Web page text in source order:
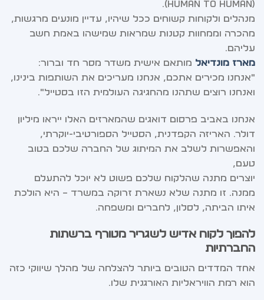
(Human to Human).
מנהלים ולקוחות קשוחים ככל שיהיו, עדיין מונעים מרגשות,
מהכרה וממחוות קטנות שמראות שמישהו באמת חשב
עליהם.
מארז מונדיאל מותאם אישית משדר מסר חד וברור:
"אנחנו מכירים אתכם, אנחנו מעריכים את השותפות בינינו,
ואנחנו רוצים שתהנו מהחגיגה העולמית הזו בסטייל".
אנחנו באביב פרסום דואגים שהמארזים האלו ייראו מיליון
דולר. האריזה הקפדנית, הסטייל הספורטיבי-יוקרתי,
והאפשרות לשלב את המיתוג של החברה שלכם בטוב
טעם,
יוצרים מתנה שהלקוח שלכם פשוט לא יוכל להתעלם
ממנה. זו מתנה שלא נשארת זרוקה במשרד – היא הולכת
איתו הביתה, לסלון, לחברים ומשפחה.
להפוך לקוח אדיש לשגריר מטורף ברשתות
החברתיות
אחד המדדים הטובים ביותר להצלחה של מהלך שיווקי כזה
הוא רמת הוויראליות האורגנית שלו.